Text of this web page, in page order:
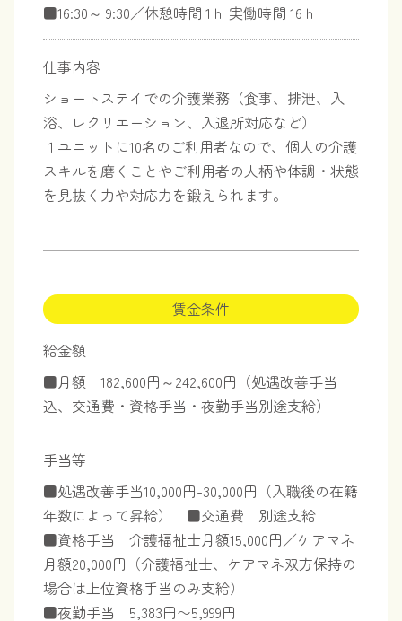
■16:30～ 9:30／休憩時間 1ｈ 実働時間 16ｈ
仕事内容
ショートステイでの介護業務（食事、排泄、入
浴、レクリエーション、入退所対応など）
１ユニットに10名のご利用者なので、個人の介護
スキルを磨くことやご利用者の人柄や体調・状態
を見抜く力や対応力を鍛えられます。
賃金条件
給金額
■月額 182,600円～242,600円（処遇改善手当
込、交通費・資格手当・夜勤手当別途支給）
手当等
■処遇改善手当10,000円-30,000円（入職後の在籍
年数によって昇給） ■交通費 別途支給
■資格手当 介護福祉士月額15,000円／ケアマネ
月額20,000円（介護福祉士、ケアマネ双方保持の
場合は上位資格手当のみ支給）
■夜勤手当 5,383円〜5,999円